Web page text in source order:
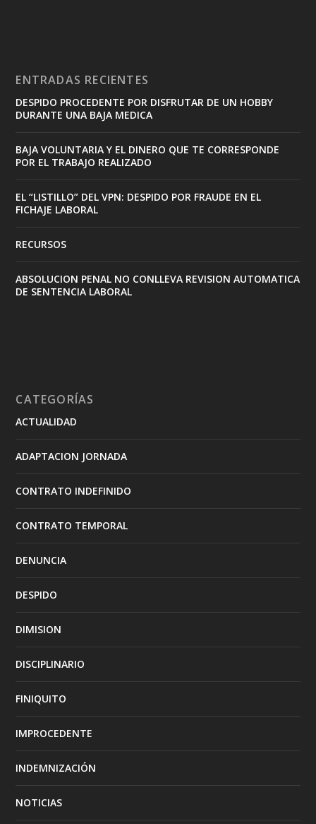
ENTRADAS RECIENTES
DESPIDO PROCEDENTE POR DISFRUTAR DE UN HOBBY
DURANTE UNA BAJA MEDICA
BAJA VOLUNTARIA Y EL DINERO QUE TE CORRESPONDE
POR EL TRABAJO REALIZADO
EL “LISTILLO” DEL VPN: DESPIDO POR FRAUDE EN EL
FICHAJE LABORAL
RECURSOS
ABSOLUCION PENAL NO CONLLEVA REVISION AUTOMATICA
DE SENTENCIA LABORAL
CATEGORÍAS
ACTUALIDAD
ADAPTACION JORNADA
CONTRATO INDEFINIDO
CONTRATO TEMPORAL
DENUNCIA
DESPIDO
DIMISION
DISCIPLINARIO
FINIQUITO
IMPROCEDENTE
INDEMNIZACIÓN
NOTICIAS